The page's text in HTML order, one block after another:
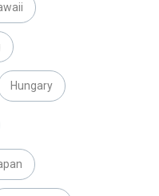
Hungary